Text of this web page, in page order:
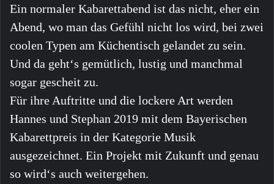
Ein normaler Kabarettabend ist das nicht, eher ein
Abend, wo man das Gefühl nicht los wird, bei zwei
coolen Typen am Küchentisch gelandet zu sein.
Und da geht‘s gemütlich, lustig und manchmal
sogar gescheit zu.
Für ihre Auftritte und die lockere Art werden
Hannes und Stephan 2019 mit dem Bayerischen
Kabarettpreis in der Kategorie Musik
ausgezeichnet. Ein Projekt mit Zukunft und genau
so wird‘s auch weitergehen.